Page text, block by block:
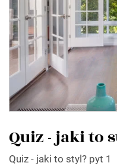
Quiz - jaki to
Quiz - jaki to styl? pyt 1